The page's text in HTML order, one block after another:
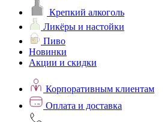
Крепкий алкоголь
Ликёры и настойки
Пиво
Новинки
Акции и скидки
Корпоративным клиентам
Оплата и доставка